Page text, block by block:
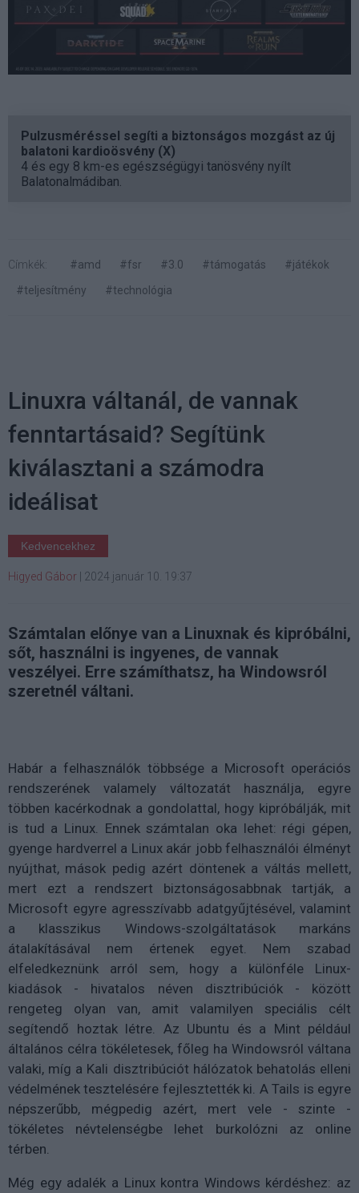
Pulzusméréssel segíti a biztonságos mozgást az új
balatoni kardioösvény (X)
4 és egy 8 km-es egészségügyi tanösvény nyílt
Balatonalmádiban.
Címkék: #amd #fsr #3.0 #támogatás
#játékok
#teljesítmény
#technológia
Linuxra váltanál, de vannak
fenntartásaid? Segítünk
kiválasztani a számodra
ideálisat
Kedvencekhez
Higyed Gábor | 2024 január 10. 19:37
Számtalan előnye van a Linuxnak és kipróbálni,
sőt, használni is ingyenes, de vannak
veszélyei. Erre számíthatsz, ha Windowsról
szeretnél váltani.
Habár a felhasználók többsége a Microsoft operációs
rendszerének valamely változatát használja, egyre
többen kacérkodnak a gondolattal, hogy kipróbálják, mit
is tud a Linux. Ennek számtalan oka lehet: régi gépen,
gyenge hardverrel a Linux akár jobb felhasználói élményt
nyújthat, mások pedig azért döntenek a váltás mellett,
mert ezt a rendszert biztonságosabbnak tartják, a
Microsoft egyre agresszívabb adatgyűjtésével, valamint
a klasszikus Windows-szolgáltatások markáns
átalakításával nem értenek egyet. Nem szabad
elfeledkeznünk arról sem, hogy a különféle Linux-
kiadások - hivatalos néven disztribúciók - között
rengeteg olyan van, amit valamilyen speciális célt
segítendő hoztak létre. Az Ubuntu és a Mint például
általános célra tökéletesek, főleg ha Windowsról váltana
valaki, míg a Kali disztribúciót hálózatok behatolás elleni
védelmének tesztelésére fejlesztették ki. A Tails is egyre
népszerűbb, mégpedig azért, mert vele - szinte -
tökéletes névtelenségbe lehet burkolózni az online
térben.
Még egy adalék a Linux kontra Windows kérdéshez: az